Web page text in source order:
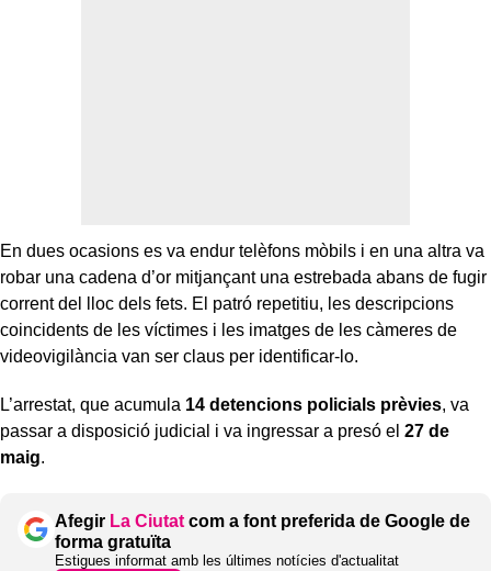
En dues ocasions es va endur telèfons mòbils i en una altra va
robar una cadena d’or mitjançant una estrebada abans de fugir
corrent del lloc dels fets. El patró repetitiu, les descripcions
coincidents de les víctimes i les imatges de les càmeres de
videovigilància van ser claus per identificar-lo.
L’arrestat, que acumula 14 detencions policials prèvies, va
passar a disposició judicial i va ingressar a presó el 27 de
maig.
Afegir La Ciutat com a font preferida de Google de
forma gratuïta
Estigues informat amb les últimes notícies d'actualitat